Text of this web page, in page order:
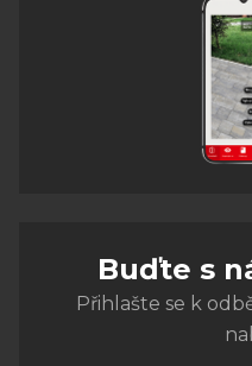
Buďte s
Přihlašte se k